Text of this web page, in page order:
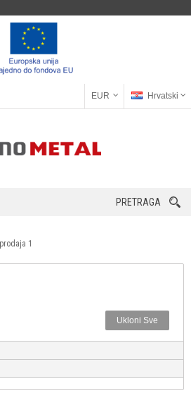
EUR Hrvatski
PRETRAGA
1
Ukloni Sve